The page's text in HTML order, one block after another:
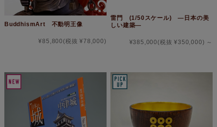
BuddhismArt 不動明王像
¥85,800 (税抜 ¥78,000)
雷門 (1/50スケール) ―日本の美
しい建築―
¥385,000 (税抜 ¥350,000) ～